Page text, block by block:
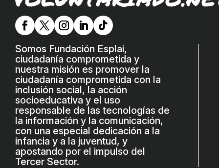
Somos Fundación Esplai,
ciudadanía comprometida y
nuestra misión es promover la
ciudadanía comprometida con la
inclusión social, la acción
socioeducativa y el uso
responsable de las tecnologías de
la información y la comunicación,
con una especial dedicación a la
infancia y a la juventud, y
apostando por el impulso del
Tercer Sector.
CONEIX FUNDESPLAI
La Fundació
L'equip
Missió i valors
Els comptes clars